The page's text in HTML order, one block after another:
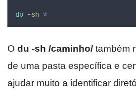
du -sh *
O du -sh /caminho/ também
de uma pasta específica e
ajudar muito a identificar